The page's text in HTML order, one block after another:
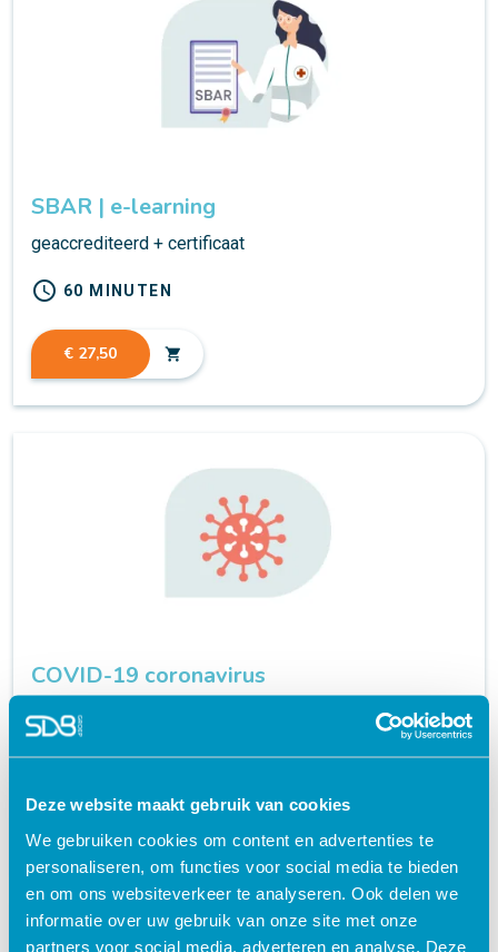
Deze website maakt gebruik van cookies
We gebruiken cookies om content en advertenties te
personaliseren, om functies voor social media te bieden
en om ons websiteverkeer te analyseren. Ook delen we
informatie over uw gebruik van onze site met onze
partners voor social media, adverteren en analyse. Deze
SBAR | e-learning
geaccrediteerd + certificaat
schedule 60 MINUTEN
€ 27,50 shopping_cart
COVID-19 coronavirus
certificaat
schedule 20 MINUTEN